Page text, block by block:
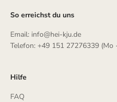
So erreichst du uns
Email: info@hei-kju.de
Telefon: +49 151 27276339
Hilfe
FAQ